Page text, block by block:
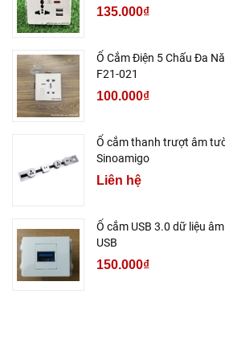
135.000₫
Ổ Cắm Điện 5 Chấu Đa
F21-021
100.000₫
Ổ cắm thanh trượt âm
Sinoamigo
Liên hệ
Ổ cắm USB 3.0 dữ liệu
USB
150.000₫